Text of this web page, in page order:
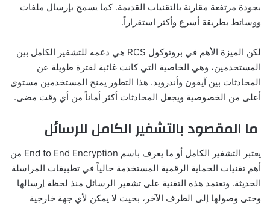
بجودة مرتفعة مقارنة بالتقنيات القديمة. كما يسمح بإرسال ملفات
ووسائط بطريقة أسرع وأكثر استقراراً.
لكن الميزة الأهم في بروتوكول RCS هي دعمه للتشفير الكامل بين
المستخدمين، وهي الخاصية التي كانت غائبة لفترة طويلة عن
المحادثات بين آيفون وأندرويد. هذا التطور يمنح المستخدمين مستوى
أعلى من الخصوصية ويجعل المحادثات أكثر أماناً من أي وقت مضى.
ما المقصود بالتشفير الكامل للرسائل
يعتبر التشفير الكامل أو ما يعرف باسم End to End Encryption من
أهم تقنيات الحماية الرقمية المستخدمة حالياً في تطبيقات المراسلة
الحديثة. وتعتمد هذه التقنية على تشفير الرسائل منذ لحظة إرسالها
وحتى وصولها إلى الطرف الآخر، بحيث لا يمكن لأي جهة خارجية